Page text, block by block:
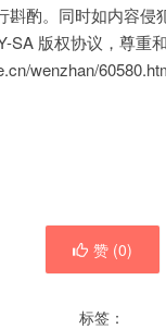
酌。同时如内容
SA 版权协议，尊
wenzhan/
赞 (0)
标签：